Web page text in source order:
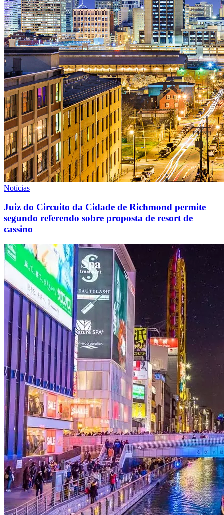
Notícias
Juiz do Circuito da Cidade de Richmond permite
segundo referendo sobre proposta de resort de
cassino